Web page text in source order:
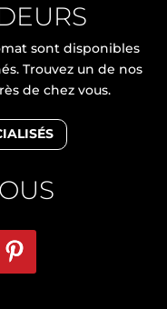
sont disponibles
Trouvez un de nos
de chez vous.